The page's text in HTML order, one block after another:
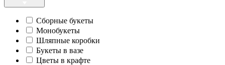
Сборные букеты
Монобукеты
Шляпные коробки
Букеты в вазе
Цветы в крафте